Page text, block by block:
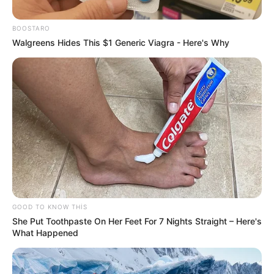
12:40 / 06 Avqust 2026 KRİMİNAL
“Laçın” ticarət mərkəzindəölüm
64 0 0
BOOSTARO
Walgreens Hides This $1 Generic Viagra - Here's Why
GOOD TO KNOW THIS
She Put Toothpaste On Her Feet For 7 Nights Straight – Here's
What Happened